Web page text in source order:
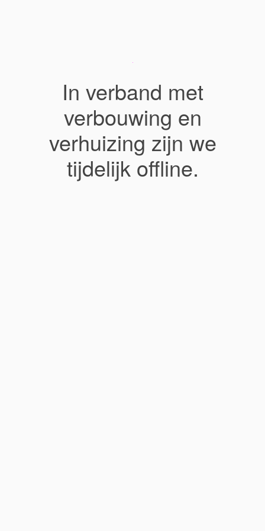
In verband met
verbouwing en
verhuizing zijn we
tijdelijk offline.